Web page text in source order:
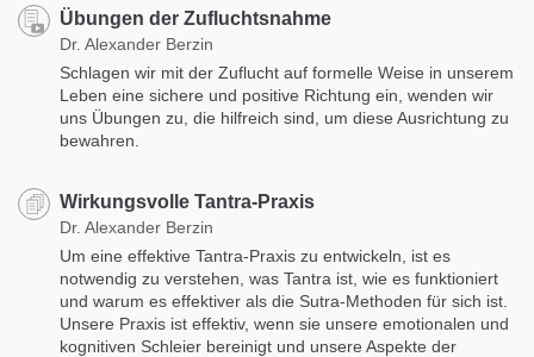
Übungen der Zufluchtsnahme
Dr. Alexander Berzin
Schlagen wir mit der Zuflucht auf formelle Weise in unserem
Leben eine sichere und positive Richtung ein, wenden wir
uns Übungen zu, die hilfreich sind, um diese Ausrichtung zu
bewahren.
Wirkungsvolle Tantra-Praxis
Dr. Alexander Berzin
Um eine effektive Tantra-Praxis zu entwickeln, ist es
notwendig zu verstehen, was Tantra ist, wie es funktioniert
und warum es effektiver als die Sutra-Methoden für sich ist.
Unsere Praxis ist effektiv, wenn sie unsere emotionalen und
kognitiven Schleier bereinigt und unsere Aspekte der